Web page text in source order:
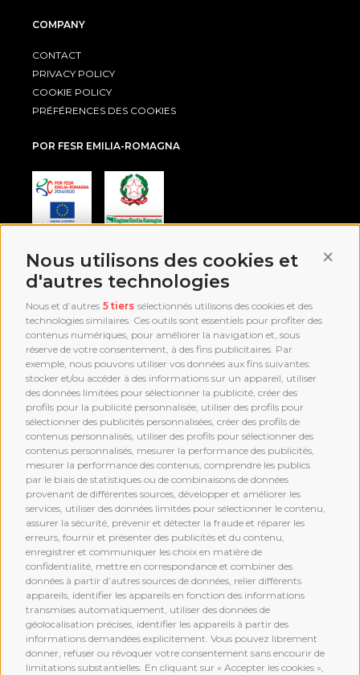
Nous utilisons des cookies et
d'autres technologies
Nous et d’autres 5 tiers sélectionnés utilisons des cookies et des
technologies similaires. Ces outils sont essentiels pour profiter des
contenus numériques, pour améliorer la navigation et, sous
réserve de votre consentement, à des fins publicitaires. Par
exemple, nous pouvons utiliser vos données aux fins suivantes:
stocker et/ou accéder à des informations sur un appareil, utiliser
des données limitées pour sélectionner la publicité, créer des
profils pour la publicité personnalisée, utiliser des profils pour
sélectionner des publicités personnalisées, créer des profils de
contenus personnalisés, utiliser des profils pour sélectionner des
contenus personnalisés, mesurer la performance des publicités,
mesurer la performance des contenus, comprendre les publics
par le biais de statistiques ou de combinaisons de données
provenant de différentes sources, développer et améliorer les
services, utiliser des données limitées pour sélectionner le contenu,
assurer la sécurité, prévenir et détecter la fraude et réparer les
erreurs, fournir et présenter des publicités et du contenu,
enregistrer et communiquer les choix en matière de
confidentialité, mettre en correspondance et combiner des
données à partir d’autres sources de données, relier différents
appareils, identifier les appareils en fonction des informations
transmises automatiquement, utiliser des données de
géolocalisation précises, identifier les appareils à partir des
informations demandées explicitement. Vous pouvez librement
donner, refuser ou révoquer votre consentement sans encourir de
limitations substantielles. En cliquant sur « Accepter les cookies »,
COMPANY
CONTACT
PRIVACY POLICY
COOKIE POLICY
PRÉFÉRENCES DES COOKIES
POR FESR EMILIA-ROMAGNA
AWARD
MEMBERSHIP